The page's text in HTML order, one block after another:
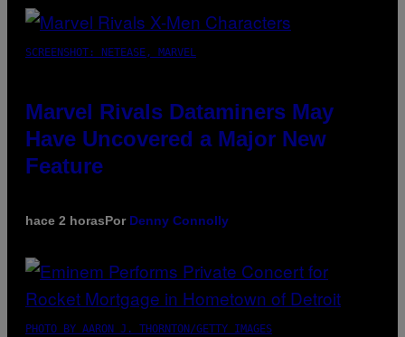
SCREENSHOT: NETEASE, MARVEL
Marvel Rivals Dataminers May
Have Uncovered a Major New
Feature
hace 2 horasPor Denny Connolly
PHOTO BY AARON J. THORNTON/GETTY IMAGES